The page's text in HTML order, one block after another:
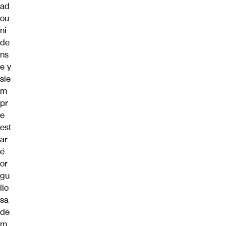
ad
ou
ni
de
ns
e y
sie
m
pr
e
est
ar
é
or
gu
llo
sa
de